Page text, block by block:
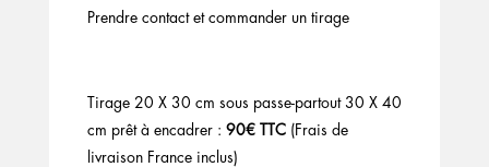
Prendre contact et commander un tirage
Tirage 20 X 30 cm sous passe-partout 30 X 40
cm prêt à encadrer : 90€ TTC(Frais de
livraison France inclus)